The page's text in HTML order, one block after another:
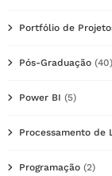
Portfólio de
Pós-Graduação (40)
Power BI (5)
Processamento de
Programação (2)